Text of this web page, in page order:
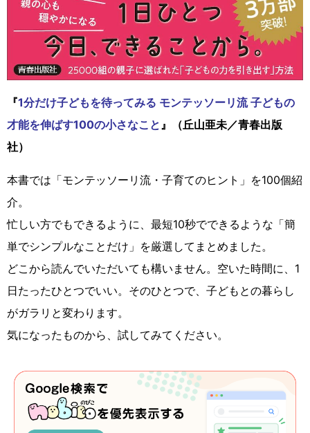
『1分だけ子どもを待ってみる モンテッソーリ流 子どもの
才能を伸ばす100の小さなこと』（丘山亜未／青春出版
社）
本書では「モンテッソーリ流・子育てのヒント」を100個紹
介。
忙しい方でもできるように、最短10秒でできるような「簡
単でシンプルなことだけ」を厳選してまとめました。
どこから読んでいただいても構いません。空いた時間に、1
日たったひとつでいい。そのひとつで、子どもとの暮らし
がガラリと変わります。
気になったものから、試してみてください。